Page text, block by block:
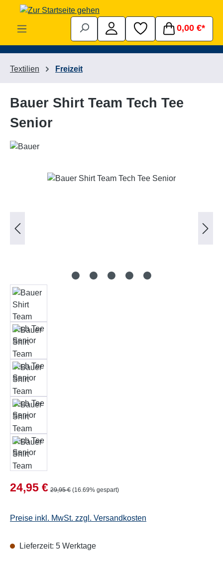
Zum Hauptinhalt springen
0,00 €*
Textilien Freizeit
Bauer Shirt Team Tech Tee
Senior
Bildergalerie überspringen
Verkaufspreis:
24,95 € Regulärer Preis:
29,95 € (16.69% gespart)
Preise inkl. MwSt. zzgl. Versandkosten
Lieferzeit: 5 Werktage